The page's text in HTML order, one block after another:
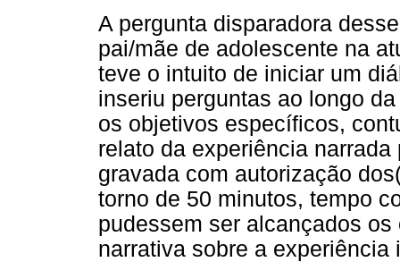
A pergunta disparadora
pai/mãe de adolescente na
teve o intuito de iniciar um
inseriu perguntas ao longo
os objetivos específicos,
relato da experiência
gravada com autorização
torno de 50 minutos, tempo
pudessem ser alcançados
narrativa sobre a experiência